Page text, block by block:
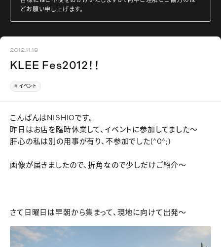
どお願い申し上げます。
2012.11.19
KLEE Fes2012！！
イベント
こんばんはNISHIOです。
昨日はお店を臨時休業して、イベントに参加してました～
肝心の私は別の用事が有り、不参加でした(^0^;)
画像が届きましたので、折角なので少しだけご紹介～
さて日曜日は早朝から集まって、現地に向けて出発～